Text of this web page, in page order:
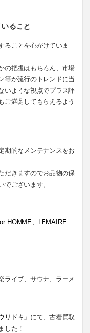
ること
ることを心がけていま
の把握はもちろん、市場
等が流行のトレンドに当
いような視点でプラス評
ご満足してもらえるよう
期的なメンテナンスをお
だきますのでお品物の保
でございます。
HOMME、 LEMAIRE
ライブ、サウナ、ラーメ
リドキ」 にて、古着買取
した！